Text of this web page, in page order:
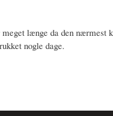
længe da den nærmest
nogle dage.